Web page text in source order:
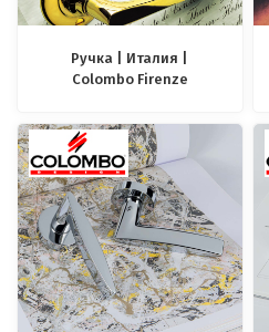
Ручка | Италия |
Colombo Firenze